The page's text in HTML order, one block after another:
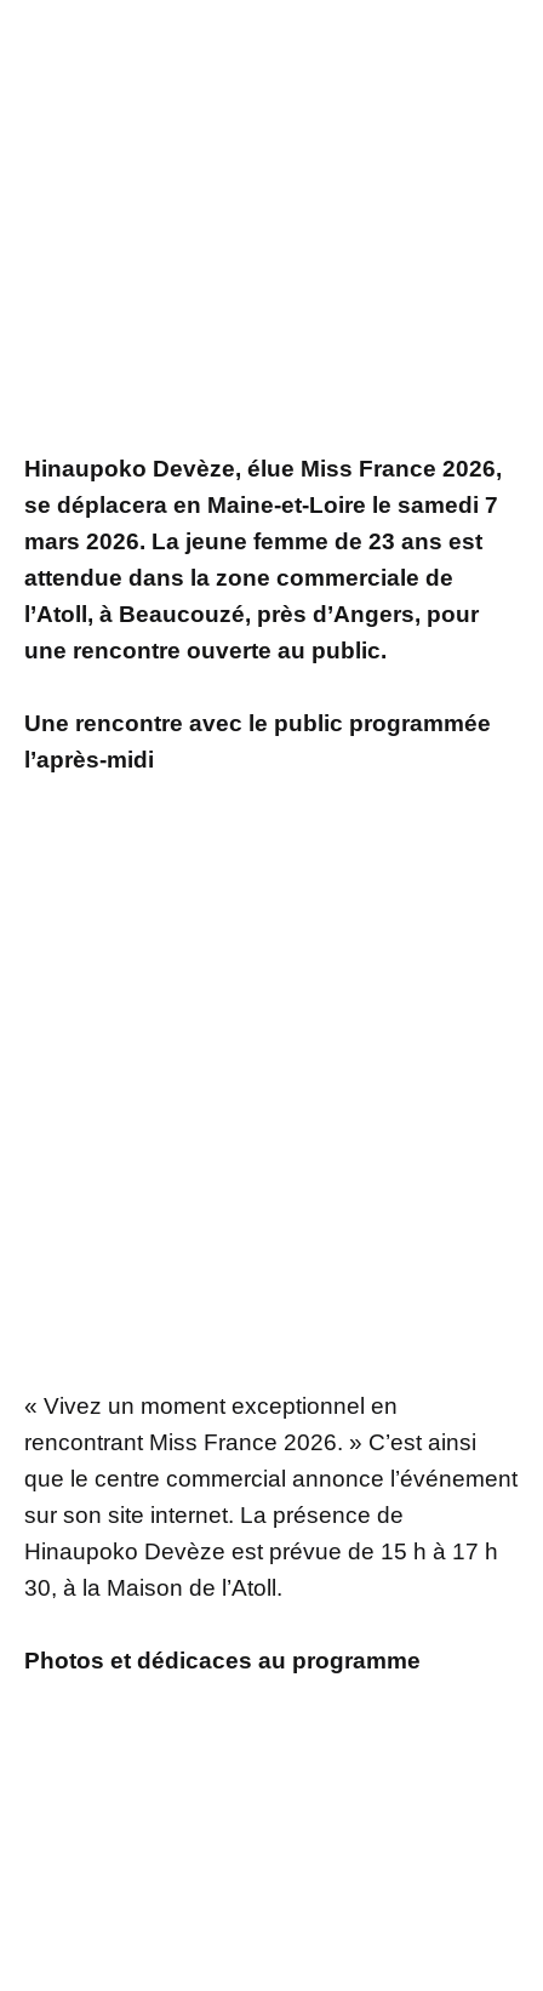
Hinaupoko Devèze, élue Miss France 2026,
se déplacera en Maine-et-Loire le samedi 7
mars 2026. La jeune femme de 23 ans est
attendue dans la zone commerciale de
l’Atoll, à Beaucouzé, près d’Angers, pour
une rencontre ouverte au public.
Une rencontre avec le public programmée
l’après-midi
« Vivez un moment exceptionnel en
rencontrant Miss France 2026. » C’est ainsi
que le centre commercial annonce l’événement
sur son site internet. La présence de
Hinaupoko Devèze est prévue de 15 h à 17 h
30, à la Maison de l’Atoll.
Photos et dédicaces au programme